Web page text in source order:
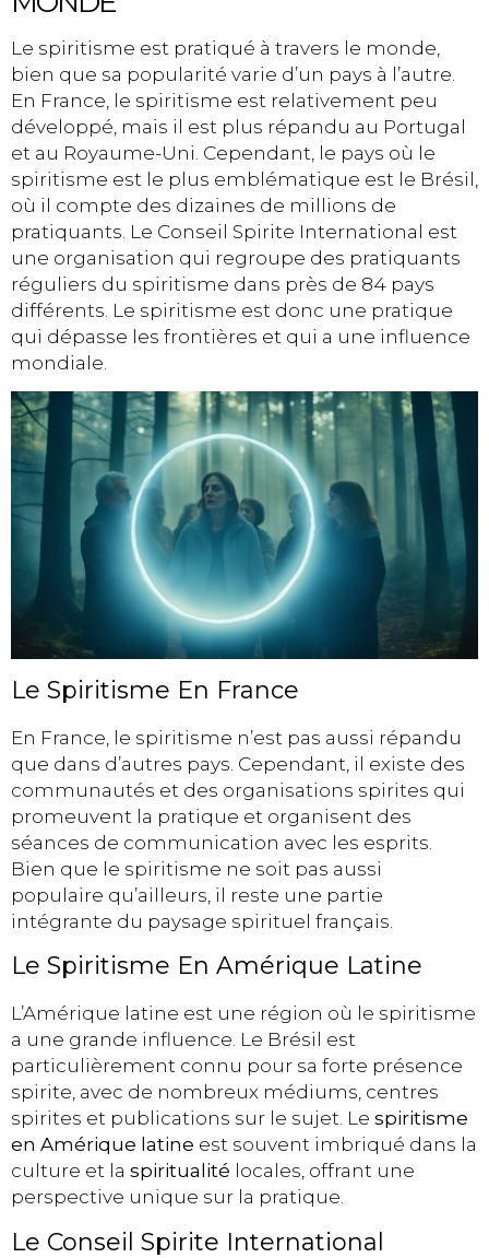
Le spiritisme est pratiqué à travers le monde,
bien que sa popularité varie d’un pays à l’autre.
En France, le spiritisme est relativement peu
développé, mais il est plus répandu au Portugal
et au Royaume-Uni. Cependant, le pays où le
spiritisme est le plus emblématique est le Brésil,
où il compte des dizaines de millions de
pratiquants. Le Conseil Spirite International est
une organisation qui regroupe des pratiquants
réguliers du spiritisme dans près de 84 pays
différents. Le spiritisme est donc une pratique
qui dépasse les frontières et qui a une influence
mondiale.
Le Spiritisme En France
En France, le spiritisme n’est pas aussi répandu
que dans d’autres pays. Cependant, il existe des
communautés et des organisations spirites qui
promeuvent la pratique et organisent des
séances de communication avec les esprits.
Bien que le spiritisme ne soit pas aussi
populaire qu’ailleurs, il reste une partie
intégrante du paysage spirituel français.
Le Spiritisme En Amérique Latine
L’Amérique latine est une région où le spiritisme
a une grande influence. Le Brésil est
particulièrement connu pour sa forte présence
spirite, avec de nombreux médiums, centres
spirites et publications sur le sujet. Le spiritisme
en Amérique latine est souvent imbriqué dans la
culture et la spiritualité locales, offrant une
perspective unique sur la pratique.
Le Conseil Spirite International